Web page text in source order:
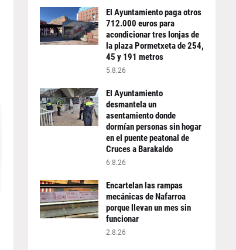
El Ayuntamiento paga otros
712.000 euros para
acondicionar tres lonjas de
la plaza Pormetxeta de 254,
45 y 191 metros
5.8.26
El Ayuntamiento
desmantela un
asentamiento donde
dormían personas sin hogar
en el puente peatonal de
Cruces a Barakaldo
6.8.26
Encartelan las rampas
mecánicas de Nafarroa
porque llevan un mes sin
funcionar
2.8.26